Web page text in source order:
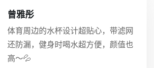
曾雅彤
体育周边的水杯设计超贴心，带滤网
还防漏，健身时喝水超方便，颜值也
高～💦